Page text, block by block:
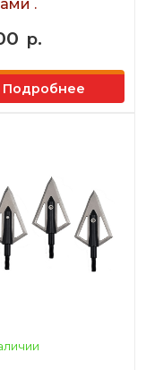
.
р.
Подробнее